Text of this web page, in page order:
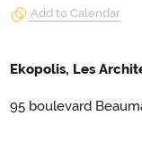
Add to Calendar
Ekopolis, Les
95 boulevard